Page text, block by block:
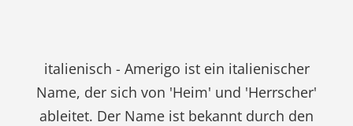
italienisch - Amerigo ist ein italienischer
Name, der sich von 'Heim' und 'Herrscher'
ableitet. Der Name ist bekannt durch den